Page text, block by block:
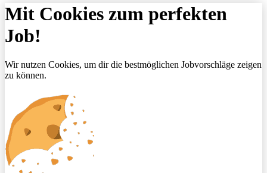
Mit Cookies zum perfekten
Job!
Wir nutzen Cookies, um dir die bestmöglichen Jobvorschläge zeigen
zu können.